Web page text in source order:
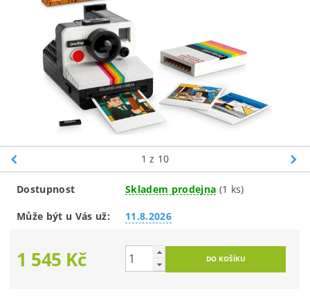
1 z 10
Dostupnost Skladem prodejna (1 ks)
Může být u Vás už: 11.8.2026
1 545 Kč